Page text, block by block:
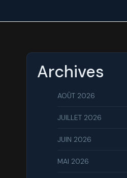
Archives
AOÛT 2026
JUILLET 2026
JUIN 2026
MAI 2026